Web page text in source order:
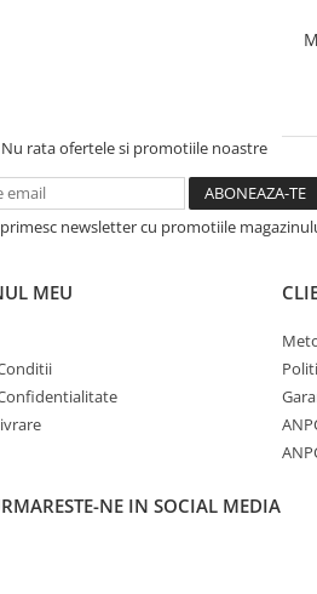
Nu rata ofertele si promotiile noastre
newsletter cu promotiile
MEU
NE IN SOCIAL MEDIA